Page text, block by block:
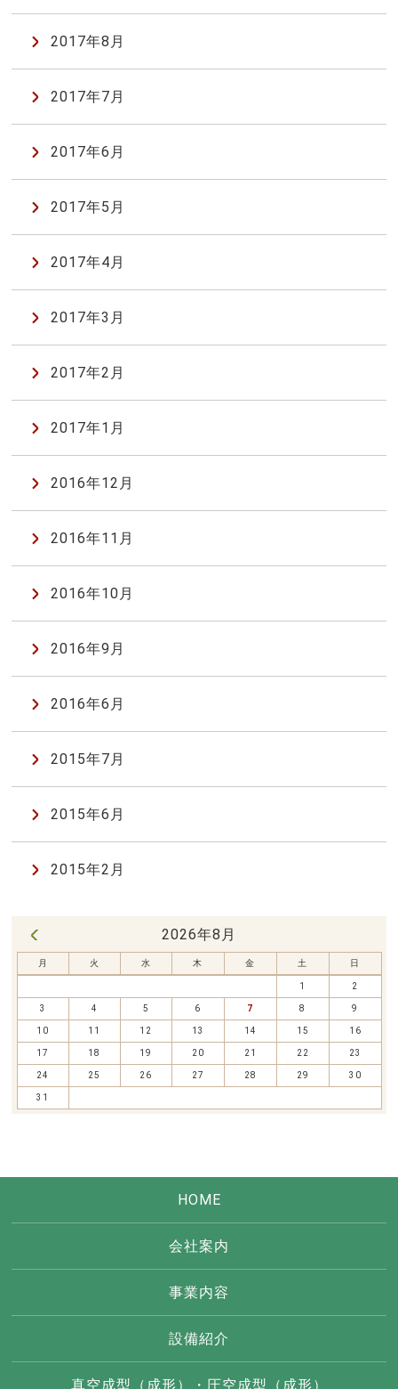
2017年8月
2017年7月
2017年6月
2017年5月
2017年4月
2017年3月
2017年2月
2017年1月
2016年12月
2016年11月
2016年10月
2016年9月
2016年6月
2015年7月
2015年6月
2015年2月
2026年8月
月 火 水 木 金 土 日
1 2
3 4 5 6 7 8 9
10 11 12 13 14 15 16
17 18 19 20 21 22 23
24 25 26 27 28 29 30
31
HOME
会社案内
事業内容
設備紹介
真空成型（成形）・圧空成型（成形）